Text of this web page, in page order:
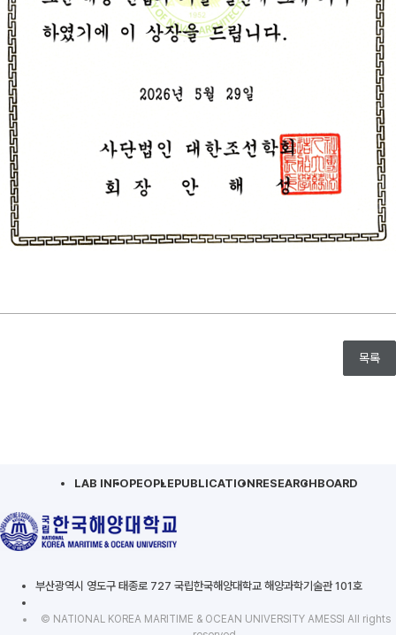
목록
LAB INFOPEOPLEPUBLICATIONRESEARCHBOARD
부산광역시 영도구 태종로 727 국립한국해양대학교 해양과학기술관 101호
© NATIONAL KOREA MARITIME & OCEAN UNIVERSITY AMESSI All rights